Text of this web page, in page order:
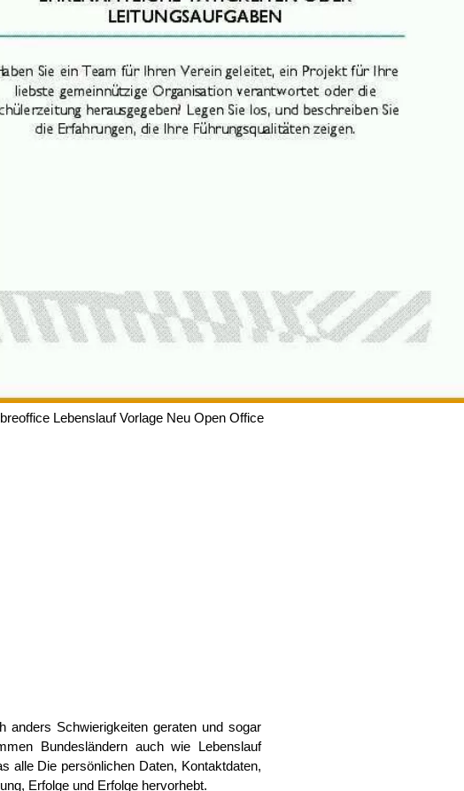
Lebenslauf Vorlage Neu Open Office
anders Schwierigkeiten geraten und sogar
Bundesländern auch wie Lebenslauf
alle Die persönlichen Daten, Kontaktdaten,
Erfolge und Erfolge hervorhebt.